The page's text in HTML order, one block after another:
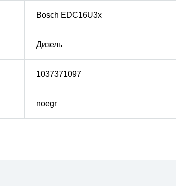
Bosch EDC16U3x
Дизель
1037371097
noegr